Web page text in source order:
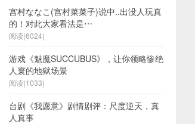
宫村ななこ(宫村菜菜子)说中..出没人玩真
的！对此大家看法是⋯
阅读(6024)
游戏《魅魔SUCCUBUS》，让你领略惨绝
人寰的地狱场景
阅读(1033)
台剧《我愿意》剧情剧评：尺度逆天，真
人真事